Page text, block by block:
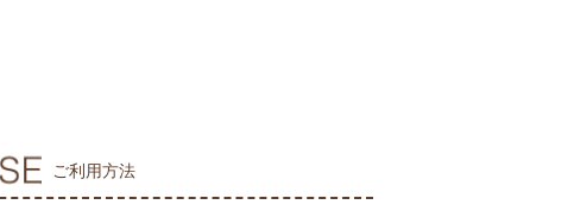
ご利用方法